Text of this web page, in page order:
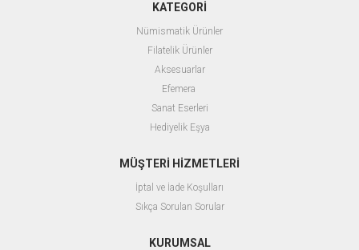
KATEGORİ
Nümismatik Ürünler
Filatelik Ürünler
Aksesuarlar
Efemera
Sanat Eserleri
Hediyelik Eşya
MÜŞTERİ HİZMETLERİ
İptal ve İade Koşulları
Sıkça Sorulan Sorular
KURUMSAL